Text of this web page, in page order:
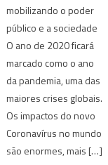
mobilizando o poder
público e a sociedade
O ano de 2020 ficará
marcado como o ano
da pandemia, uma das
maiores crises globais.
Os impactos do novo
Coronavírus no mundo
são enormes, mais […]